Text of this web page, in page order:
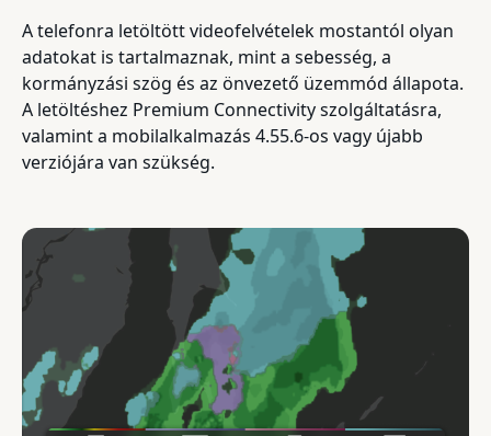
A telefonra letöltött videofelvételek mostantól olyan
adatokat is tartalmaznak, mint a sebesség, a
kormányzási szög és az önvezető üzemmód állapota.
A letöltéshez Premium Connectivity szolgáltatásra,
valamint a mobilalkalmazás 4.55.6-os vagy újabb
verziójára van szükség.